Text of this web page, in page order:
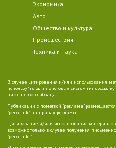
Экономика
Авто
Общество и культура
Происшествия
Техника и наука
В случае цитирования и/или использования
используйте для поисковых систем
ниже первого абзаца.
Публикации с пометкой "реклама"
"perec.info" на правах рекламы.
Цитирование и/или использование
возможно только в случае получения
"perec.info ".